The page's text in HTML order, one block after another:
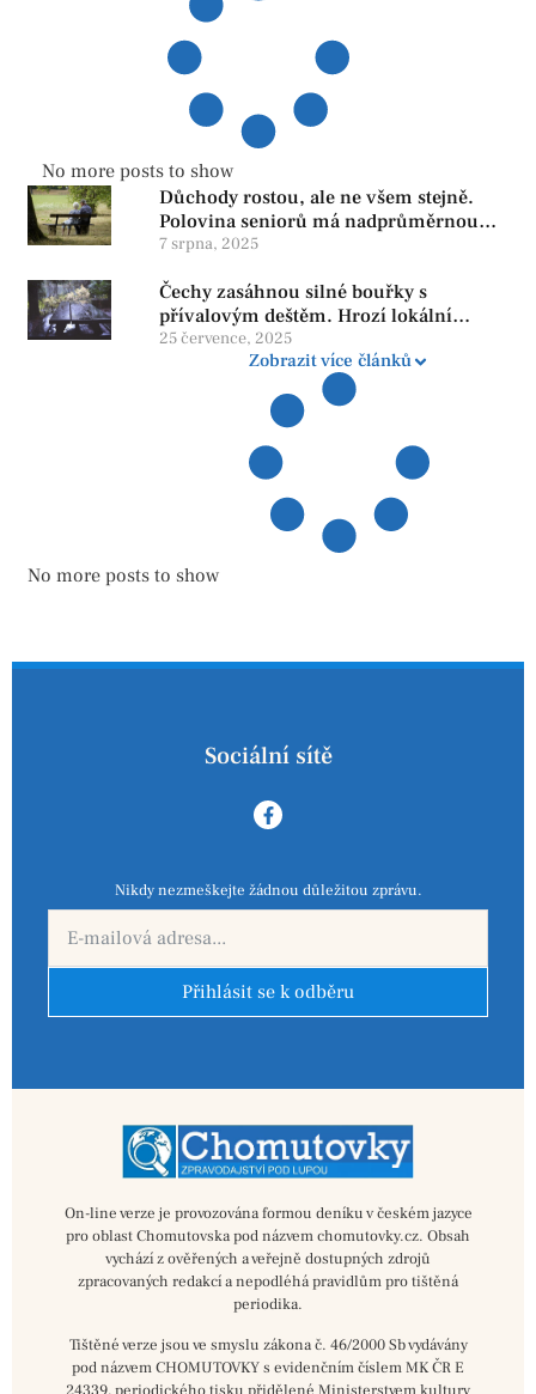
No more posts to show
Důchody rostou, ale ne všem stejně.
Polovina seniorů má nadprůměrnou
penzi, tisíce však žijí pod hranicí
reformy
7 srpna, 2025
Čechy zasáhnou silné bouřky s
přívalovým deštěm. Hrozí lokální
zatopení
25 července, 2025
Zobrazit více článků
No more posts to show
Sociální sítě
Nikdy nezmeškejte žádnou důležitou zprávu.
Přihlásit se k odběru
On-line verze je provozována formou deníku v českém jazyce
pro oblast Chomutovska pod názvem chomutovky.cz. Obsah
vychází z ověřených a veřejně dostupných zdrojů
zpracovaných redakcí a nepodléhá pravidlům pro tištěná
periodika.
Tištěné verze jsou ve smyslu zákona č. 46/2000 Sb vydávány
pod názvem CHOMUTOVKY s evidenčním číslem MK ČR E
24339, periodického tisku přidělené Ministerstvem kultury